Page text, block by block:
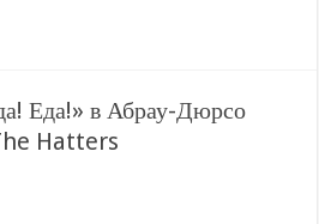
Еда!» в Абрау-Дюрсо
Hatters